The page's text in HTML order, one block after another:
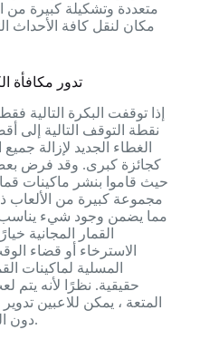
متعددة وتشكيلة كبيرة
مكان لنقل كافة الأحداث
تدور مكافأة
إذا توقفت البكرة التالية
نقطة التوقف التالية إلى
الغطاء الجديد لإزالة
كجائزة كبرى. وقد فرض
حيث قاموا بنشر ماكينات
مجموعة كبيرة من الألعاب
مما يضمن وجود شيء يناسب
القمار المجانية
الاسترخاء أو قضاء
المسلية لماكينات
حقيقية. نظرًا لأنه يتم
المتعة ، يمكن للاعبين
دون القلق بشأن خسارة أموال حقيقية.